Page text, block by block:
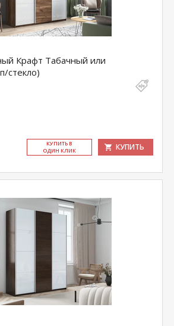
Крафт Табачный или
стекло)
КУ­ПИТЬ В
ОДИН КЛИК
КУПИТЬ